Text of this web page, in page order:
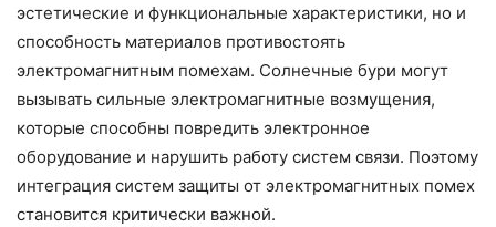
эстетические и функциональные характеристики, но и
способность материалов противостоять
электромагнитным помехам. Солнечные бури могут
вызывать сильные электромагнитные возмущения,
которые способны повредить электронное
оборудование и нарушить работу систем связи. Поэтому
интеграция систем защиты от электромагнитных помех
становится критически важной.